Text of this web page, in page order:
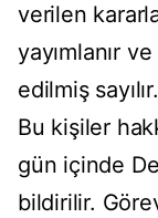
verilen
yayımlanır
edilmiş sayılır.
Bu kişiler
gün içinde
bildirilir.